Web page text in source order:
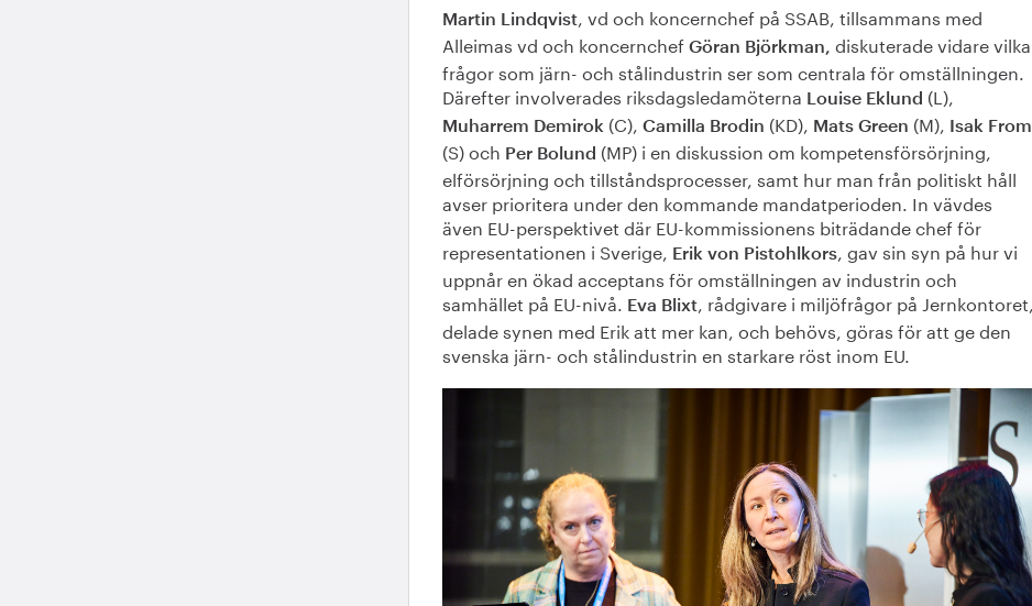
Martin Lindqvist , vd och koncernchef på SSAB, tillsammans med
Alleimas vd och koncernchef Göran Björkman, diskuterade vidare vilka
frågor som järn- och stålindustrin ser som centrala för omställningen.
Därefter involverades riksdagsledamöterna
Louise Eklund (L),
Muharrem Demirok (C), Camilla Brodin (KD), Mats Green (M), Isak From
(S) och Per Bolund (MP) i en diskussion om kompetensförsörjning,
elförsörjning och tillståndsprocesser, samt hur man från politiskt håll
avser prioritera under den kommande mandatperioden. In vävdes
även EU-perspektivet där EU-kommissionens biträdande chef för
representationen i Sverige,
Erik von Pistohlkors , gav sin syn på hur vi
uppnår en ökad acceptans för omställningen av industrin och
samhället på EU-nivå.
Eva Blixt
, rådgivare i miljöfrågor på Jernkontoret,
delade synen med Erik att mer kan, och behövs, göras för att ge den
svenska järn- och stålindustrin en starkare röst inom EU.